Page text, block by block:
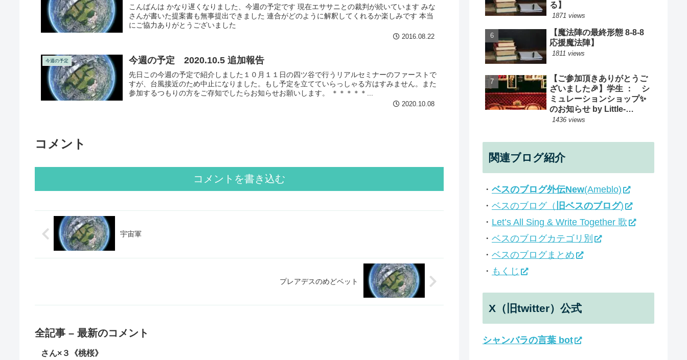
こんばんは かなり遅くなりました、今週の予定です 現在エササニとの裁判が続いています みな
さんが書いた提案書も無事提出できました 連合がどのように解釈してくれるか楽しみです 本当
にご協力ありがとうございました
2016.08.22
今週の予定 今週の予定 2020.10.5 追加報告
先日この今週の予定で紹介しました１０月１１日の四ツ谷で行うリアルセミナーのファーストで
すが、台風接近のため中止になりました。もし予定を立てていらっしゃる方はすみません。また
参加するつもりの方をご存知でしたらお知らせお願いします。 ＊＊＊＊＊...
2020.10.08
コメント
コメントを書き込む
宇宙軍
プレアデスのめどベット
全記事 – 最新のコメント
さん×３《桃桜》
る】
1871 views
【魔法陣の最終形態 8-8-8
応援魔法陣】
1811 views
【ご参加頂きありがとうご
ざいました🎉】学生 ： シ
ミュレーションショップ✨
のお知らせ by Little-
Cooking
1436 views
関連ブログ紹介
・ ベスのブログ外伝New(Ameblo)
・ ベスのブログ（ 旧ベスのブログ)
・ Let’s All Sing & Write Together 歌
・ ベスのブログカテゴリ別
・ ベスのブログまとめ
・ もくじ
X（旧twitter）公式
シャンバラの言葉 bot